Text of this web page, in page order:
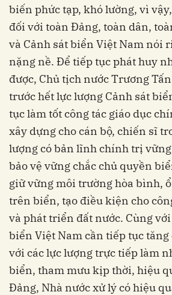
biến phức tạp, khó lường, vì
đối với toàn Đảng, toàn dân,
và Cảnh sát biển Việt Nam nói
nặng nề. Để tiếp tục phát huy
được, Chủ tịch nước Trương
trước hết lực lượng Cảnh sát
tục làm tốt công tác giáo dục
xây dựng cho cán bộ, chiến sĩ
lượng có bản lĩnh chính trị
bảo vệ vững chắc chủ quyền
giữ vững môi trường hòa bình,
trên biển, tạo điều kiện cho
và phát triển đất nước. Cùng với
biển Việt Nam cần tiếp tục
với các lực lượng trực tiếp làm
biển, tham mưu kịp thời, hiệu
Đảng, Nhà nước xử lý có hiệu